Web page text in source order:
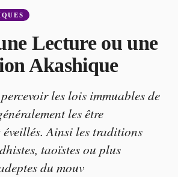
Lecture ou une
Akashique
les lois immuables de
les être
Ainsi les traditions
taoïstes ou plus
du mouv